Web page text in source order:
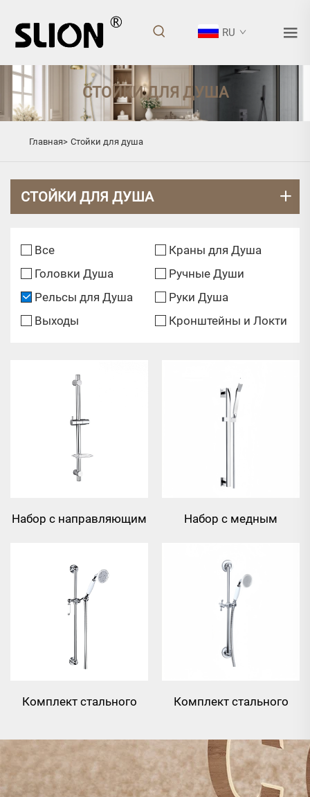
RU
СТОЙКИ ДЛЯ ДУША
Главная> Стойки для душа
СТОЙКИ ДЛЯ ДУША
Все
Краны для Душа
Головки Душа
Ручные Души
Рельсы для Душа
Руки Душа
Выходы
Кронштейны и Локти
Набор с направляющим
Набор с медным
рельсом, душем-
рукояткой и гибким
шлангом длиной 1.5м
Комплект стального
с керамическим
рычагом, ручным душем
и гибким шлангом 1,5 м
Комплект стального
с крестообразной
головкой, ручным
душем и гибким